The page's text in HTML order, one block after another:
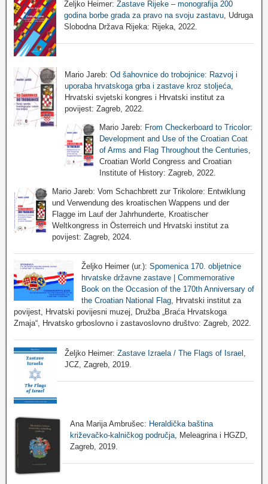
Željko Heimer: Zastave Rijeke – monografija 200
godina borbe grada za pravo na svoju zastavu, Udruga
Slobodna Država Rijeka: Rijeka, 2022.
Mario Jareb: Od šahovnice do trobojnice: Razvoj i
uporaba hrvatskoga grba i zastave kroz stoljeća,
Hrvatski svjetski kongres i Hrvatski institut za
povijest: Zagreb, 2022.
Mario Jareb: From Checkerboard to Tricolor:
Development and Use of the Croatian Coat
of Arms and Flag Throughout the Centuries
Croatian World Congress and Croatian
Institute of History: Zagreb, 2022.
Mario Jareb: Vom Schachbrett zur Trikolore: Entwiklung
und Verwendung des kroatischen Wappens und der
Flagge im Lauf der Jahrhunderte, Kroatischer
Weltkongress in Österreich und Hrvatski institut za
povijest: Zagreb, 2024.
Željko Heimer (ur.): Spomenica 170. obljetnice
hrvatske državne zastave | Commemorative
Book on the Occasion of the 170th Anniversary of
the Croatian National Flag, Hrvatski institut za
povijest, Hrvatski povijesni muzej, Družba „Braća Hrvatskoga
Zmaja“, Hrvatsko grboslovno i zastavoslovno društvo: Zagreb, 2022.
Željko Heimer:Zastave Izraela / The Flags of Israel
JCZ, Zagreb, 2019.
Ana Marija Ambrušec: Heraldička baština
križevačko-kalničkog područja, Meleagrina i HGZD,
Zagreb, 2019.